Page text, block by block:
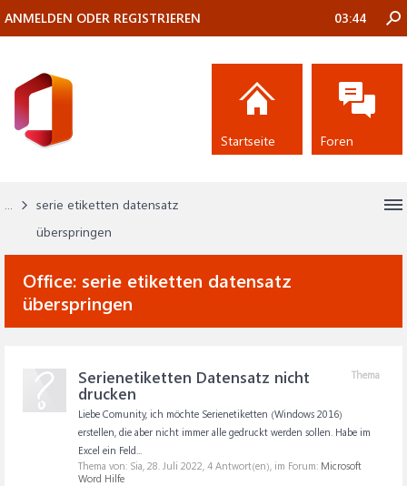
...
serie etiketten datensatz
überspringen
Office: serie etiketten datensatz
überspringen
Thema
Serienetiketten Datensatz nicht
drucken
Liebe Comunity, ich möchte Serienetiketten (Windows 2016)
erstellen, die aber nicht immer alle gedruckt werden sollen. Habe im
Excel ein Feld...
Thema von: Sia, 28. Juli 2022, 4 Antwort(en), im Forum: Microsoft
Word Hilfe
ANMELDEN ODER REGISTRIEREN 03:44
Startseite Foren